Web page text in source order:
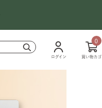
ログイン
0
買い物カゴ